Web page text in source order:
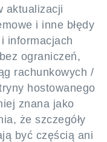
aktualizacji
i inne błędy
informacjach
ograniczeń,
rachunkowych /
hostowanego
znana jako
że szczegóły
być częścią ani